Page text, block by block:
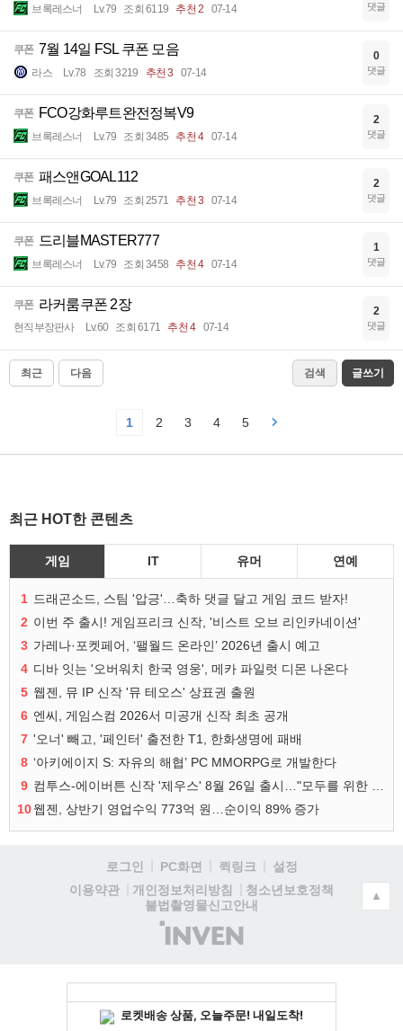
브록레스너 Lv.79 조회 6119 추천 2 07-14 댓글
쿠폰 7월 14일 FSL 쿠폰 모음
라스 Lv.78 조회 3219 추천 3 07-14
0
댓글
쿠폰 FCO강화루트완전정복V9
브록레스너 Lv.79 조회 3485 추천 4 07-14
2
댓글
쿠폰 패스앤GOAL112
브록레스너 Lv.79 조회 2571 추천 3 07-14
2
댓글
쿠폰 드리블MASTER777
브록레스너 Lv.79 조회 3458 추천 4 07-14
1
댓글
쿠폰 라커룸쿠폰 2장
현직부장판사 Lv.60 조회 6171 추천 4 07-14
2
댓글
최근 다음 검색 글쓰기
1 2 3 4 5
최근 HOT한 콘텐츠
게임 IT 유머 연예
1 드래곤소드, 스팀 '압긍'…축하 댓글 달고 게임 코드 받자!
2 이번 주 출시! 게임프리크 신작, '비스트 오브 리인카네이션'
3 가레나·포켓페어, ‘팰월드 온라인’ 2026년 출시 예고
4 디바 잇는 '오버워치 한국 영웅', 메카 파일럿 디몬 나온다
5 웹젠, 뮤 IP 신작 '뮤 테오스' 상표권 출원
6 엔씨, 게임스컴 2026서 미공개 신작 최초 공개
7 '오너' 빼고, '페인터' 출전한 T1, 한화생명에 패배
8 ‘아키에이지 S: 자유의 해협’ PC MMORPG로 개발한다
9
10웹젠, 상반기 영업수익 773억 원…순이익 89% 증가
로그인 PC화면 퀵링크
설정
이용약관
개인정보처리방침
청소년보호정책
불법촬영물신고안내
(주)
인
▲